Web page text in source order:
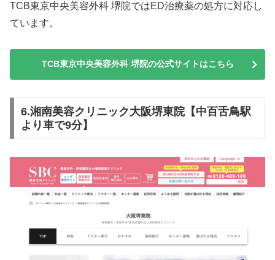
TCB東京中央美容外科 堺院ではED治療薬の処方に対応し
ています。
TCB東京中央美容外科 堺院の公式サイトはこちら
6.湘南美容クリニック大阪堺東院【中百舌鳥駅
より車で9分】